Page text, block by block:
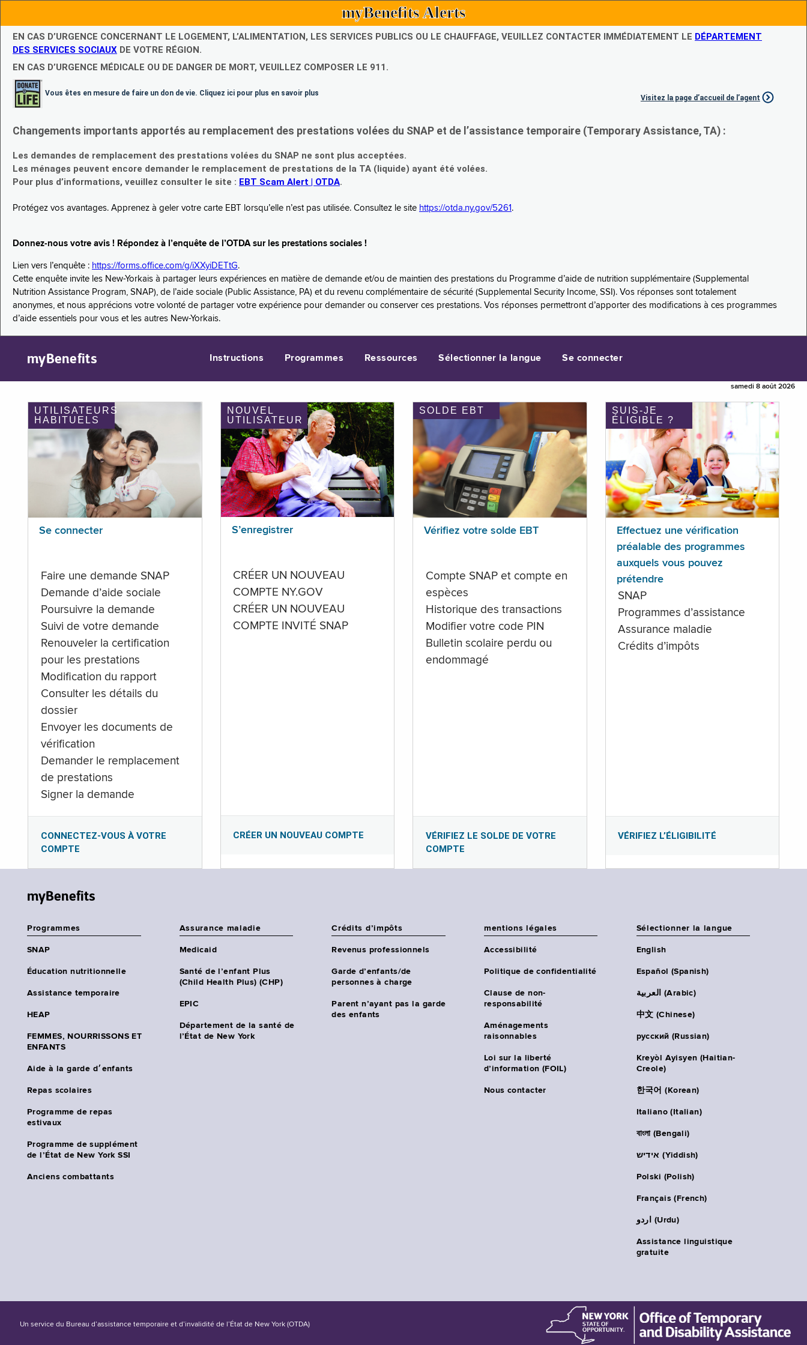
myBenefits Alerts
EN CAS D’URGENCE CONCERNANT LE LOGEMENT, L’ALIMENTATION, LES SERVICES PUBLICS OU LE CHAUFFAGE, VEUILLEZ CONTACTER IMMÉDIATEMENT LE DÉPARTEMENT
DES SERVICES SOCIAUX DE VOTRE RÉGION.
EN CAS D’URGENCE MÉDICALE OU DE DANGER DE MORT, VEUILLEZ COMPOSER LE 911.
Vous êtes en mesure de faire un don de vie. Cliquez ici pour plus en savoir plus
Visitez la page d’accueil de l’agent
Changements importants apportés au remplacement des prestations volées du SNAP et de l’assistance temporaire (Temporary Assistance, TA) :
Les demandes de remplacement des prestations volées du SNAP ne sont plus acceptées.
Les ménages peuvent encore demander le remplacement de prestations de la TA (liquide) ayant été volées.
Pour plus d’informations, veuillez consulter le site : EBT Scam Alert | OTDA.
Protégez vos avantages. Apprenez à geler votre carte EBT lorsqu’elle n’est pas utilisée. Consultez le site https://otda.ny.gov/5261 .
Donnez-nous votre avis ! Répondez à l’enquête de l’OTDA sur les prestations sociales !
Lien vers l’enquête : https://forms.office.com/g/iXXyiDETtG.
Cette enquête invite les New-Yorkais à partager leurs expériences en matière de demande et/ou de maintien des prestations du Programme d’aide de nutrition supplémentaire (Supplemental
Nutrition Assistance Program, SNAP), de l’aide sociale (Public Assistance, PA) et du revenu complémentaire de sécurité (Supplemental Security Income, SSI). Vos réponses sont totalement
anonymes, et nous apprécions votre volonté de partager votre expérience pour demander ou conserver ces prestations. Vos réponses permettront d’apporter des modifications à ces programmes
d’aide essentiels pour vous et les autres New-Yorkais.
myBenefits Instructions Programmes Ressources Sélectionner la langue Se connecter
samedi 8 août 2026
UTILISATEURS
HABITUELS
Se connecter
Faire une demande SNAP
Demande d’aide sociale
Poursuivre la demande
Suivi de votre demande
Renouveler la certification
pour les prestations
Modification du rapport
Consulter les détails du
dossier
Envoyer les documents de
vérification
Demander le remplacement
de prestations
Signer la demande
CONNECTEZ-VOUS À VOTRE
COMPTE
NOUVEL
UTILISATEUR
S’enregistrer
CRÉER UN NOUVEAU
COMPTE NY.GOV
CRÉER UN NOUVEAU
COMPTE INVITÉ SNAP
CRÉER UN NOUVEAU COMPTE
SOLDE EBT
Vérifiez votre solde EBT
Compte SNAP et compte en
espèces
Historique des transactions
Modifier votre code PIN
Bulletin scolaire perdu ou
endommagé
VÉRIFIEZ LE SOLDE DE VOTRE
COMPTE
SUIS-JE
ÉLIGIBLE ?
Effectuez une vérification
préalable des programmes
auxquels vous pouvez
prétendre
SNAP
Programmes d’assistance
Assurance maladie
Crédits d’impôts
VÉRIFIEZ L’ÉLIGIBILITÉ
myBenefits
Programmes
SNAP
Éducation nutritionnelle
Assistance temporaire
HEAP
FEMMES, NOURRISSONS ET
ENFANTS
Aide à la garde d׳enfants
Repas scolaires
Programme de repas
estivaux
Programme de supplément
de l’État de New York SSI
Anciens combattants
Assurance maladie
Medicaid
Santé de l’enfant Plus
(Child Health Plus) (CHP)
EPIC
Département de la santé de
l’État de New York
Crédits d’impôts
Revenus professionnels
Garde d’enfants/de
personnes à charge
Parent n’ayant pas la garde
des enfants
mentions légales
Accessibilité
Politique de confidentialité
Clause de non-
responsabilité
Aménagements
raisonnables
Loi sur la liberté
d’information (FOIL)
Nous contacter
Sélectionner la langue
English
Español (Spanish)
العربية (Arabic)
中文 (Chinese)
русский (Russian)
Kreyòl Ayisyen (Haitian-
Creole)
한국어 (Korean)
Italiano (Italian)
বাংলা (Bengali)
אידיש (Yiddish)
Polski (Polish)
Français (French)
اردو (Urdu)
Assistance linguistique
gratuite
Un service du Bureau d’assistance temporaire et d’invalidité de l’État de New York (OTDA)